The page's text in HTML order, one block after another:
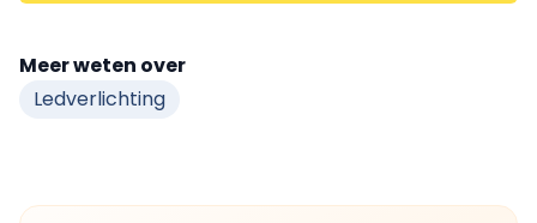
Meer weten over
Ledverlichting